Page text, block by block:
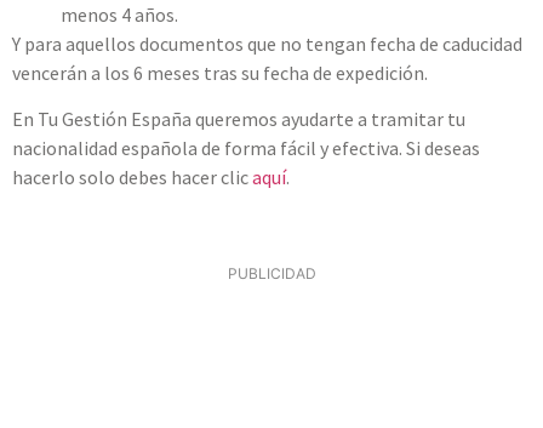
menos 4 años.
Y para aquellos documentos que no tengan fecha de caducidad
vencerán a los 6 meses tras su fecha de expedición.
En Tu Gestión España queremos ayudarte a tramitar tu
nacionalidad española de forma fácil y efectiva. Si deseas
hacerlo solo debes hacer clicaquí.
PUBLICIDAD